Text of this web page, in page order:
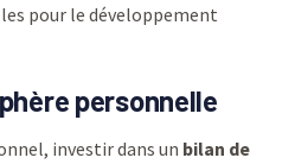
pour le développement
personnelle
investir dans un bilan de